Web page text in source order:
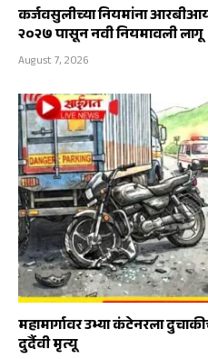
कर्जवसुलीच्या नियमांना
२०२७ पासून नवी नियमावली लागू
August 7, 2026
महामार्गावर उभ्या कंटेनरला
दुर्दैवी मृत्यू